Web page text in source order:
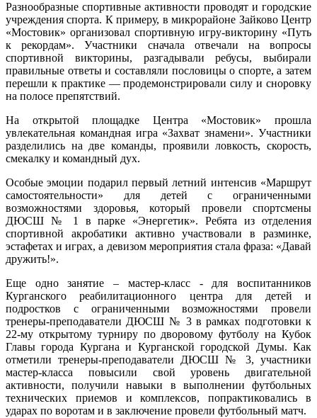
Разнообразные спортивные активности проводят и городские
учреждения спорта. К примеру, в микрорайоне Зайково Центр
«Мостовик» организовал спортивную игру‑викторину «Путь
к рекордам». Участники сначала отвечали на вопросы
спортивной викторины, разгадывали ребусы, выбирали
правильные ответы и составляли пословицы о спорте, а затем
перешли к практике — продемонстрировали силу и сноровку
на полосе препятствий.
На открытой площадке Центра «Мостовик» прошла
увлекательная командная игра «Захват знамени». Участники
разделились на две команды, проявили ловкость, скорость,
смекалку и командный дух.
Особые эмоции подарил первый летний интенсив «Маршрут
самостоятельности» для детей с ограниченными
возможностями здоровья, который провели спортсмены
ДЮСШ № 1 в парке «Энергетик». Ребята из отделения
спортивной акробатики активно участвовали в разминке,
эстафетах и играх, а девизом мероприятия стала фраза: «Давай
дружить!».
Еще одно занятие – мастер-класс - для воспитанников
Курганского реабилитационного центра для детей и
подростков с ограниченными возможностями провели
тренеры-преподаватели ДЮСШ № 3 в рамках подготовки к
22-му открытому турниру по дворовому футболу на Кубок
Главы города Кургана и Курганской городской Думы. Как
отметили тренеры-преподаватели ДЮСШ № 3, участники
мастер-класса повысили свой уровень двигательной
активности, получили навыки в выполнении футбольных
технических приемов и комплексов, попрактиковались в
ударах по воротам и в заключение провели футбольный матч.